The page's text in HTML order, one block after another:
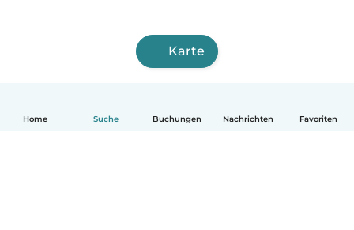
Home Suche Buchungen Nachrichten Favoriten
Karte